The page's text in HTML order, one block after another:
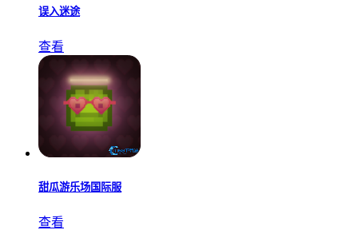
误入迷途
查看
甜瓜游乐场国际服
查看